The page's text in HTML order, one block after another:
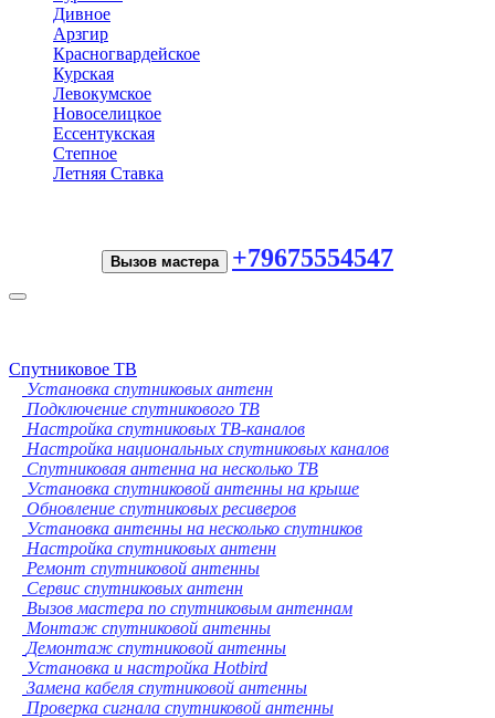
Дивное
Арзгир
Красногвардейское
Курская
Левокумское
Новоселицкое
Ессентукская
Степное
Летняя Ставка
Вызов мастера +79675554547
Toggle
Спутниковое ТВ
Установка спутниковых антенн
Подключение спутникового ТВ
Настройка спутниковых ТВ-каналов
Настройка национальных спутниковых каналов
Спутниковая антенна на несколько ТВ
Установка спутниковой антенны на крыше
Обновление спутниковых ресиверов
Установка антенны на несколько спутников
Настройка спутниковых антенн
Ремонт спутниковой антенны
Сервис спутниковых антенн
Вызов мастера по спутниковым антеннам
Монтаж спутниковой антенны
Демонтаж спутниковой антенны
Установка и настройка Hotbird
Замена кабеля спутниковой антенны
Проверка сигнала спутниковой антенны